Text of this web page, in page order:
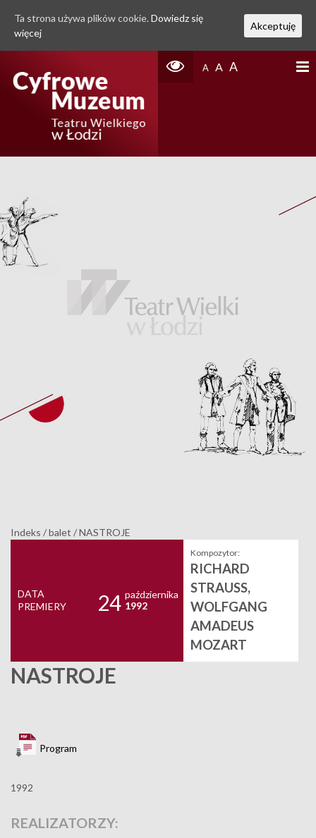
A A A
Indeks /balet /NASTROJE
DATA
PREMIERY
24 października
1992
Kompozytor:
RICHARD
STRAUSS,
WOLFGANG
AMADEUS
MOZART
NASTROJE
Program
1992
REALIZATORZY:
Ta strona używa plików cookie. Dowiedz się
więcej
Akceptuję